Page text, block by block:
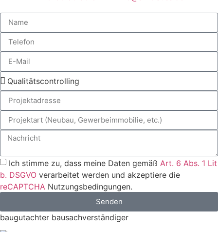
Ich stimme zu, dass meine Daten gemäß Art. 6 Abs. 1 Lit
b. DSGVO verarbeitet werden und akzeptiere die
reCAPTCHA Nutzungsbedingungen.
Senden
baugutachter bausachverständiger